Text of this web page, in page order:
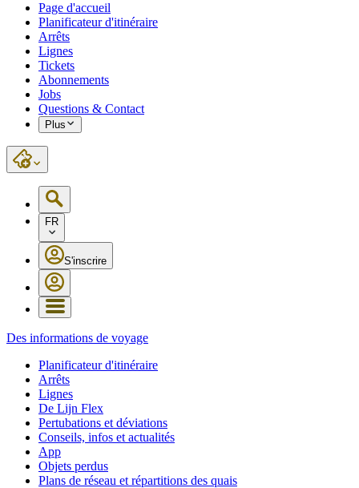
Page d'accueil
Planificateur d'itinéraire
Arrêts
Lignes
Tickets
Abonnements
Jobs
Questions & Contact
Plus
FR
S'inscrire
Des informations de voyage
Planificateur d'itinéraire
Arrêts
Lignes
De Lijn Flex
Pertubations et déviations
Conseils, infos et actualités
App
Objets perdus
Plans de réseau et répartitions des quais